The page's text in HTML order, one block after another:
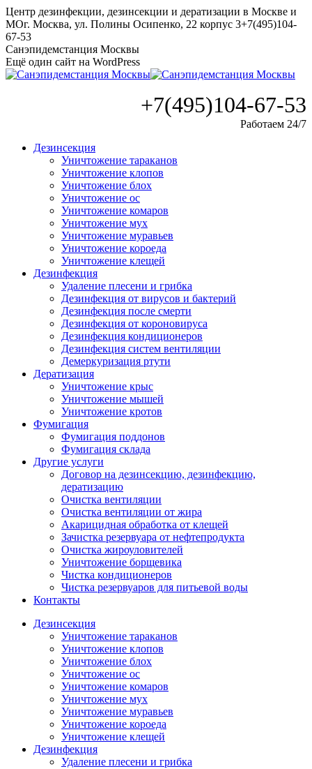
Перейти
к
содержанию
Центр дезинфекции, дезинсекции и дератизации в Москве и
МОг. Москва, ул. Полины Осипенко, 22 корпус 3+7(495)104-
67-53
Санэпидемстанция Москвы
Ещё один сайт на WordPress
+7(495)104-67-53
Работаем 24/7
Дезинсекция
Уничтожение тараканов
Уничтожение клопов
Уничтожение блох
Уничтожение ос
Уничтожение комаров
Уничтожение мух
Уничтожение муравьев
Уничтожение короеда
Уничтожение клещей
Дезинфекция
Удаление плесени и грибка
Дезинфекция от вирусов и бактерий
Дезинфекция после смерти
Дезинфекция от короновируса
Дезинфекция кондиционеров
Дезинфекция систем вентиляции
Демеркуризация ртути
Дератизация
Уничтожение крыс
Уничтожение мышей
Уничтожение кротов
Фумигация
Фумигация поддонов
Фумигация склада
Другие услуги
Договор на дезинсекцию, дезинфекцию,
дератизацию
Очистка вентиляции
Очистка вентиляции от жира
Акарицидная обработка от клещей
Зачистка резервуара от нефтепродукта
Очистка жироуловителей
Уничтожение борщевика
Чистка кондиционеров
Чистка резервуаров для питьевой воды
Контакты
Дезинсекция
Уничтожение тараканов
Уничтожение клопов
Уничтожение блох
Уничтожение ос
Уничтожение комаров
Уничтожение мух
Уничтожение муравьев
Уничтожение короеда
Уничтожение клещей
Дезинфекция
Удаление плесени и грибка